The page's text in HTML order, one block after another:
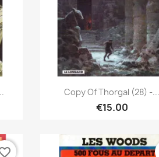
Quick view
Copy Of Thorgal (28) -...
€15.00